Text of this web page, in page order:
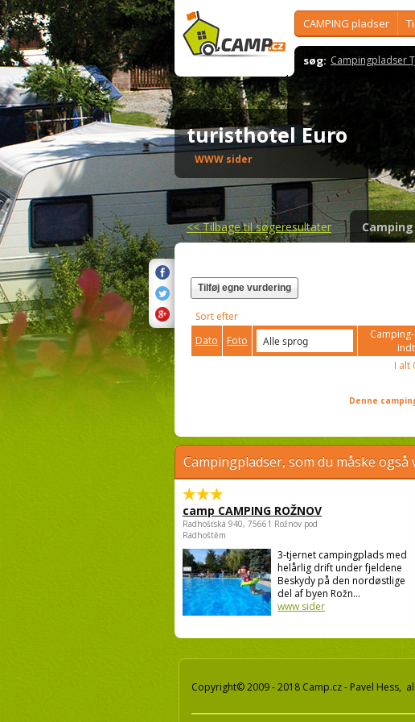
CAMPING pladser
søg: Campingpladser
turisthotel Euro
WWW sider
<<Tilbage til søgeresultater Camping
Tilføj egne vurdering
Sort efter
Dato
Foto
I alt
Denne
Campingpladser, som du måske
camp CAMPING ROŽNOV
Radhošťská 940, 75661 Rožnov pod
Radhoštěm
3-tjernet campingplads med
helårlig drift under fjeldene
Beskydy på den nordøstlige
del af byen Rožn...
www sider
Copyright© 2009 - 2018 Camp.cz - Pavel Hess,